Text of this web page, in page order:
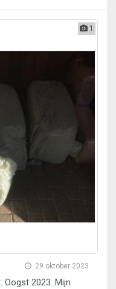
1
29 oktober 2023
Oogst 2023. Mijn